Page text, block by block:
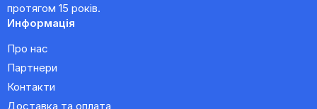
протягом 15 років.
Информація
Про нас
Партнери
Контакти
Доставка та оплата